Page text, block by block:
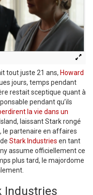
tout juste 21 ans, Howard
jours, temps pendant
restait sceptique quant à
pendant qu’ils
la vie dans un
laissant Stark rongé
le partenaire en affaires
Stark Industries en tant
assume officiellement ce
plus tard, le majordome
Industries